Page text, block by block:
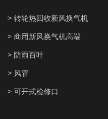
> 转轮热回收新风换气机
> 商用新风换气机高端
> 防雨百叶
> 风管
> 可开式检修口